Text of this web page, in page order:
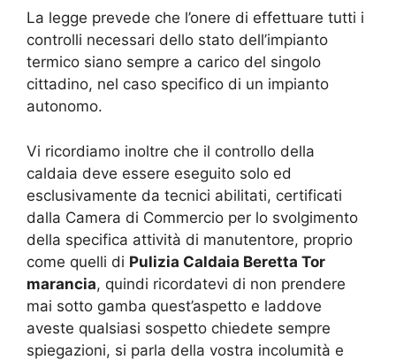
La legge prevede che l’onere di effettuare tutti i
controlli necessari dello stato dell’impianto
termico siano sempre a carico del singolo
cittadino, nel caso specifico di un impianto
autonomo.
Vi ricordiamo inoltre che il controllo della
caldaia deve essere eseguito solo ed
esclusivamente da tecnici abilitati, certificati
dalla Camera di Commercio per lo svolgimento
della specifica attività di manutentore, proprio
come quelli di Pulizia Caldaia Beretta Tor
marancia, quindi ricordatevi di non prendere
mai sotto gamba quest’aspetto e laddove
aveste qualsiasi sospetto chiedete sempre
spiegazioni, si parla della vostra incolumità e